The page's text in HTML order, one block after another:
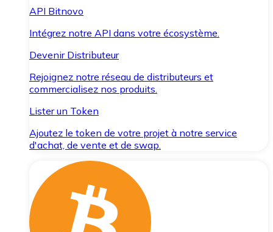
API Bitnovo
Intégrez notre API dans votre écosystème.
Devenir Distributeur
Rejoignez notre réseau de distributeurs et
commercialisez nos produits.
Lister un Token
Ajoutez le token de votre projet à notre service
d'achat, de vente et de swap.